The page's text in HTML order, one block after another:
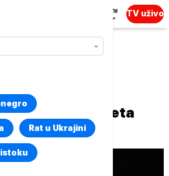
TV uživo
Rat u Ukrajini
izabran za
Narodnog pokreta